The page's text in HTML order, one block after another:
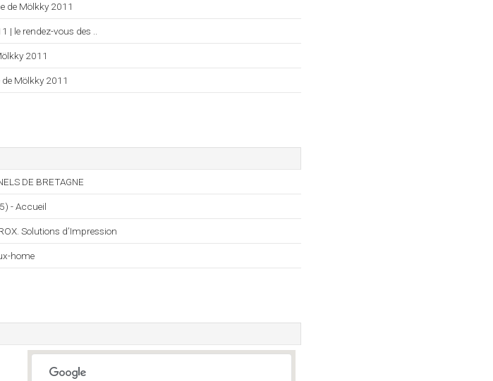
de Mölkky 2011
| le rendez-vous des ..
2011
Mölkky 2011
DE BRETAGNE
- Accueil
Solutions d’Impression
home